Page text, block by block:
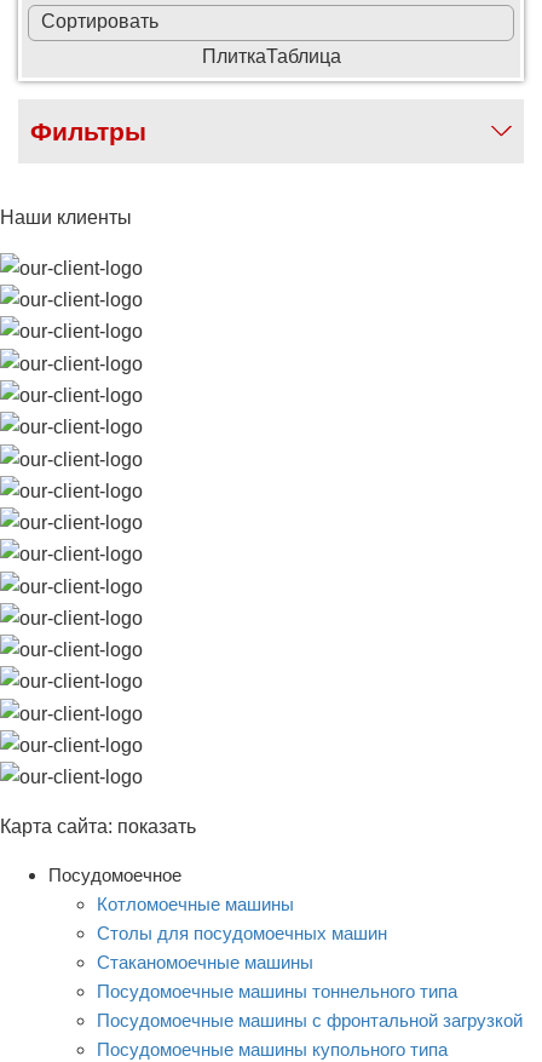
Сортировать
ПлиткаТаблица
Фильтры
Наши клиенты
Карта сайта: показать
Посудомоечное
Котломоечные машины
Столы для посудомоечных машин
Стаканомоечные машины
Посудомоечные машины тоннельного типа
Посудомоечные машины с фронтальной загрузкой
Посудомоечные машины купольного типа